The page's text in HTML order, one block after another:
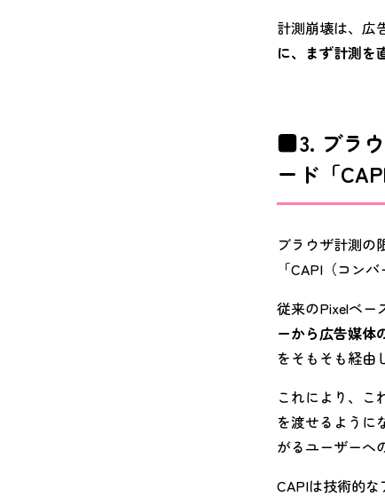
計測崩壊は、広
に、まず計測を
3. ブラ
ード「
ブラウザ計測の
「CAPI（コン
従来のPixelベー
ーから広告媒体
をそもそも経由
これにより、こ
を渡せるように
がるユーザーへ
CAPIは技術的な